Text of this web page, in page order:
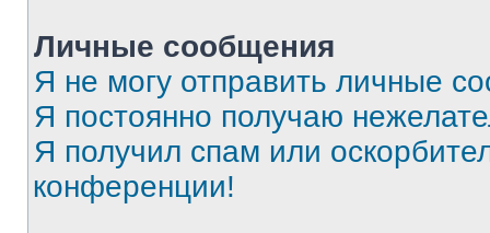
Личные сообщения
Я не могу отправить личные
Я постоянно получаю
Я получил спам или
конференции!